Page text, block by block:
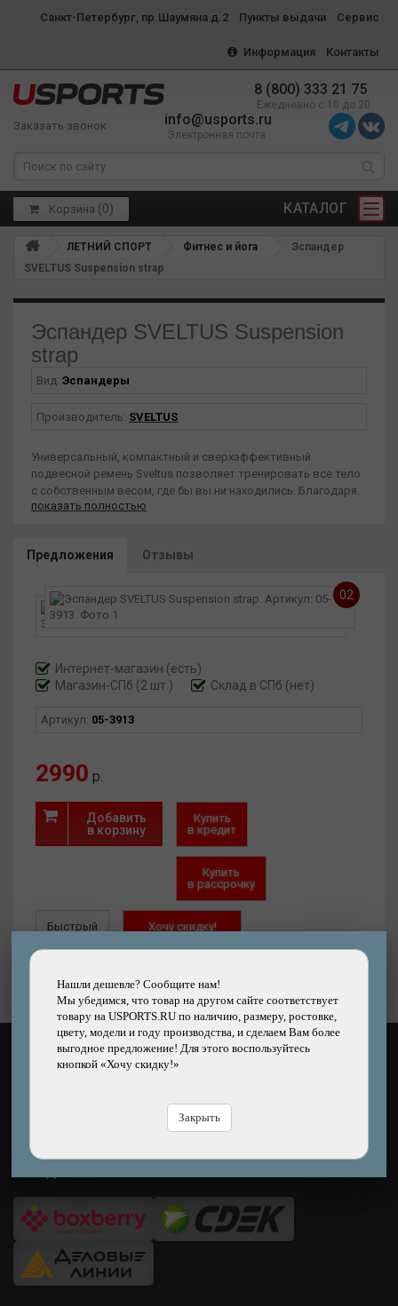
Санкт-Петербург, пр.Шаумяна д.2 Пункты выдачи Сервис
Информация Контакты
8 (800) 333 21 75
Ежедневно с 10 до 20
Заказать звонок info@usports.ru
Электронная почта
КАТАЛОГ
Корзина (0)
ЛЕТНИЙ СПОРТ Фитнес и йога
Эспандер
SVELTUS Suspension strap
Эспандер SVELTUS Suspension
strap
Вид: Эспандеры
Производитель: SVELTUS
Универсальный, компактный и сверхэффективный
подвесной ремень Sveltus позволяет тренировать все тело
с собственным весом, где бы вы ни находились. Благодаря
системе быстрого крепления (дверь, стена или потолок) и
стабильность, координацию и функциональную силу.
оптимальный комфорт даже во время самых интенсивных
тренировок. Подходит для тренировок дома или на
открытом воздухе. Для эпизодического использования.
показать полностью
Предложения Отзывы
02
Интернет-магазин (есть)
Магазин-СПб (2 шт.)
Склад в СПб (нет)
Артикул: 05-3913
2990 р.
Нашли дешевле? Сообщите нам!
Мы убедимся, что товар на другом сайте соответствует
товару на USPORTS.RU по наличию, размеру, ростовке,
цвету, модели и году производства, и сделаем Вам более
выгодное предложение! Для этого воспользуйтесь
кнопкой «Хочу скидку!»
Закрыть
Добавить
в корзину
Купить
в кредит
Купить
в рассрочку
Быстрый
Хочу скидку!
КАК ОПЛАТИТЬ?